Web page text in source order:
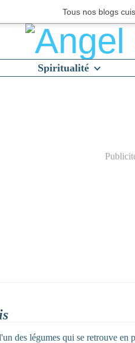
Tous nos blogs
Spiritualité
des légumes qui se retrouve en